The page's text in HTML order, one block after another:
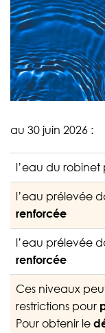
au 30 juin 2026 :
l’eau du robinet
l’eau prélevée
renforcée
l’eau prélevée
renforcée
Ces niveaux
restrictions pour
Pour obtenir le